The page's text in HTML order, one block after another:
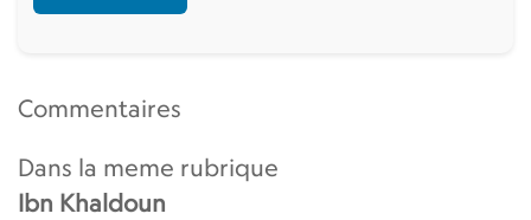
Commentaires
Dans la meme rubrique
Ibn Khaldoun